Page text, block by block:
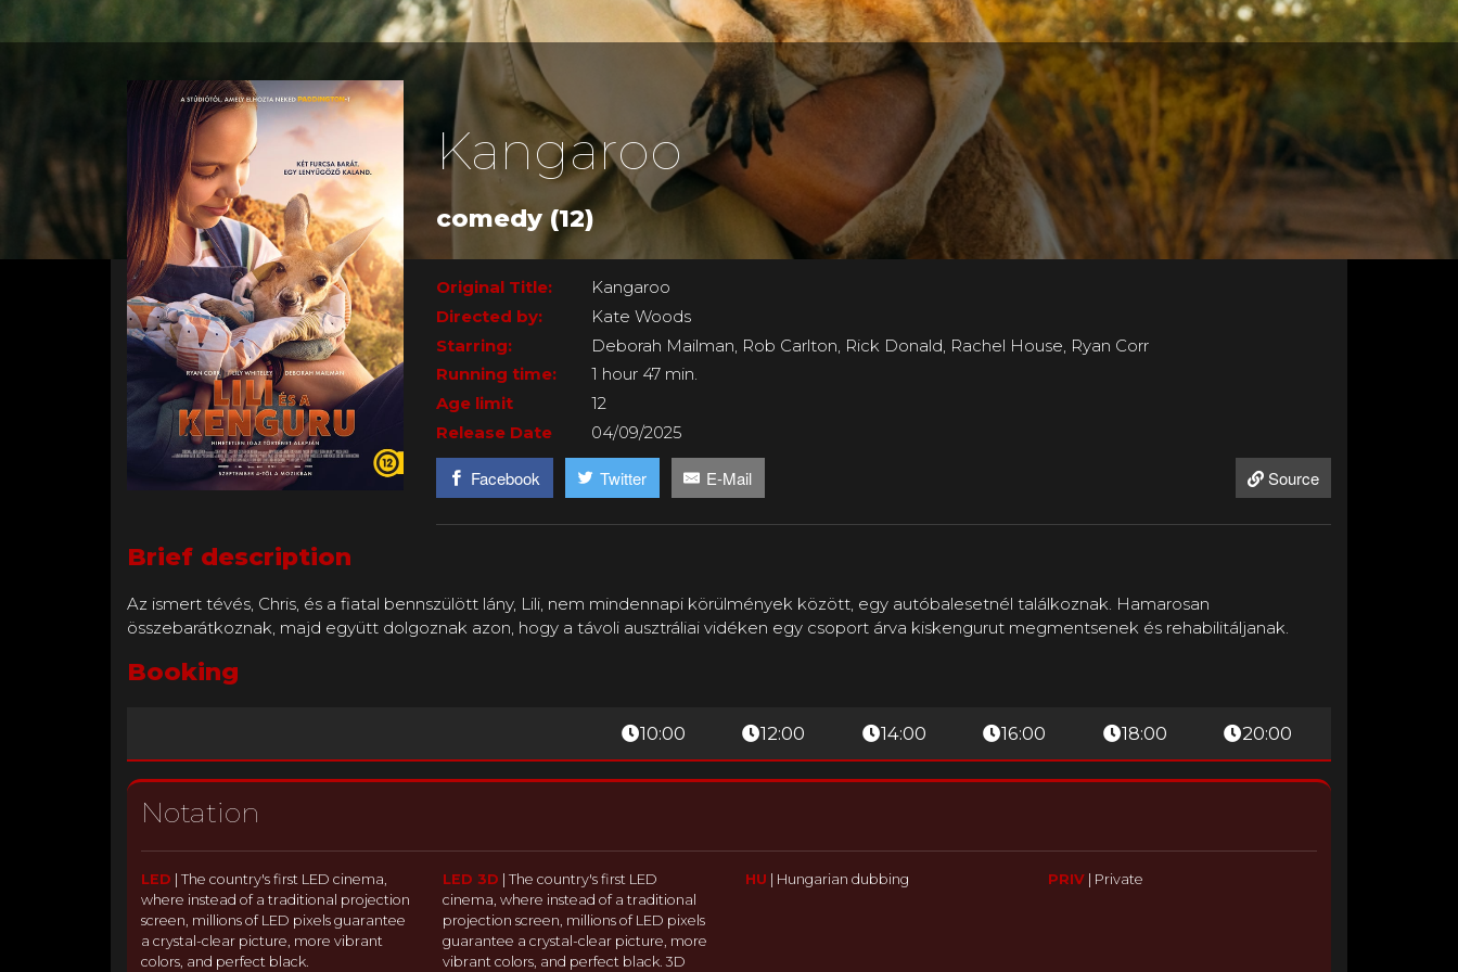
Kangaroo
comedy (12)
Original Title:
Kangaroo
Directed by:
Kate Woods
Starring:
Deborah Mailman, Rob Carlton, Rick Donald, Rachel House, Ryan Corr
Running time:
1 hour 47 min.
Age limit
12
Release Date
04/09/2025
Facebook Twitter E-Mail Source
Brief description
Az ismert tévés, Chris, és a fiatal bennszülött lány, Lili, nem mindennapi körülmények között, egy autóbalesetnél találkoznak. Hamarosan
összebarátkoznak, majd együtt dolgoznak azon, hogy a távoli ausztráliai vidéken egy csoport árva kiskengurut megmentsenek és rehabilitáljanak.
Booking
10:00 12:00 14:00 16:00 18:00 20:00
Notation
LED | The country's first LED cinema,
where instead of a traditional projection
screen, millions of LED pixels guarantee
a crystal-clear picture, more vibrant
colors, and perfect black.
LED 3D |The country's first LED
cinema, where instead of a traditional
projection screen, millions of LED pixels
guarantee a crystal-clear picture, more
vibrant colors, and perfect black. 3D
HU | Hungarian dubbing PRIV| Private